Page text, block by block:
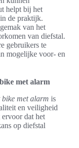
helpt bij het
de praktijk.
van het
van diefstal.
gebruikers te
mogelijke voor- en
met alarm
met alarm is
en veiligheid
dat het
op diefstal